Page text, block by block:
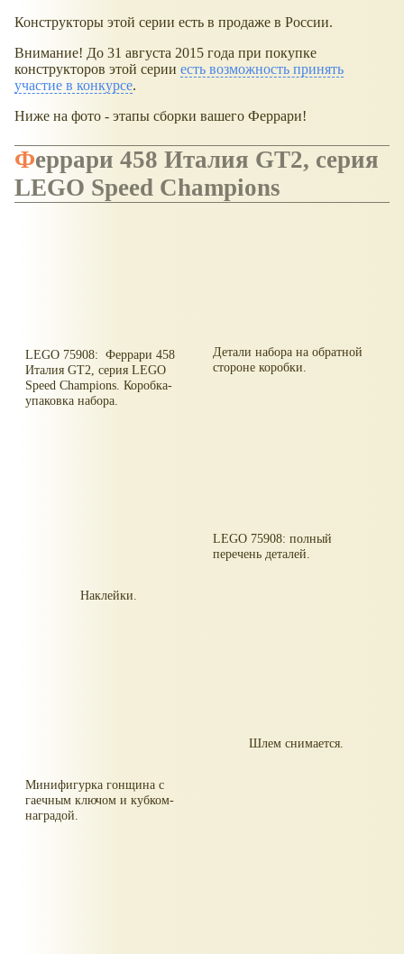
Конструкторы этой серии есть в продаже в России.
Внимание! До 31 августа 2015 года при покупке
конструкторов этой серии есть возможность принять
участие в конкурсе.
Ниже на фото - этапы сборки вашего Феррари!
Феррари 458 Италия GT2, серия
LEGO Speed Champions
LEGO 75908: Феррари 458
Италия GT2, серия LEGO
Speed Champions. Коробка-
упаковка набора.
Детали набора на обратной
стороне коробки.
Наклейки.
LEGO 75908: полный
перечень деталей.
Минифигурка гонщина с
гаечным ключом и кубком-
наградой.
Шлем снимается.